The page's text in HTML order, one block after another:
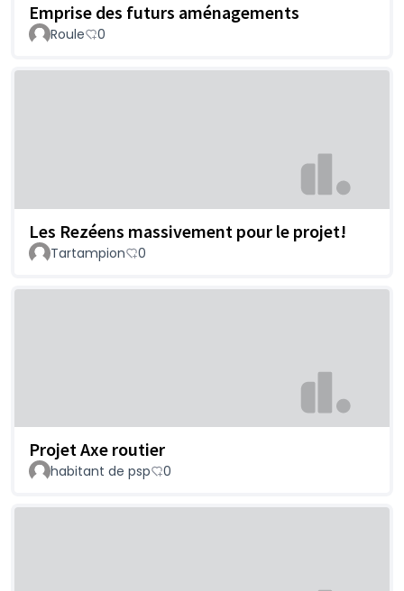
Emprise des futurs aménagements
Roule 0
Les Rezéens massivement pour le projet!
Tartampion 0
Projet Axe routier
habitant de psp 0